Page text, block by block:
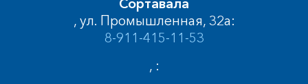
Сортавала
, ул. Промышленная, 32а:
8-911-415-11-53
, :